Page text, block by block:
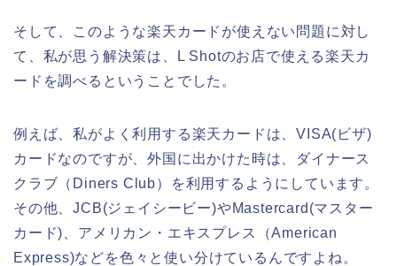
そして、このような楽天カードが使えない問題に対し
て、私が思う解決策は、L Shotのお店で使える楽天カ
ードを調べるということでした。
例えば、私がよく利用する楽天カードは、VISA(ビザ)
カードなのですが、外国に出かけた時は、ダイナース
クラブ（Diners Club）を利用するようにしています。
その他、JCB(ジェイシービー)やMastercard(マスター
カード)、アメリカン・エキスプレス（American
Express)などを色々と使い分けているんですよね。